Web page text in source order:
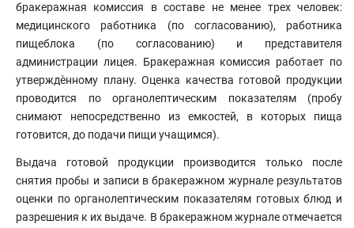
бракеражная комиссия в составе не менее трех человек:
медицинского работника (по согласованию), работника
пищеблока (по согласованию) и представителя
администрации лицея. Бракеражная комиссия работает по
утверждѐнному плану. Оценка качества готовой продукции
проводится по органолептическим показателям (пробу
снимают непосредственно из емкостей, в которых пища
готовится, до подачи пищи учащимся).
Выдача готовой продукции производится только после
снятия пробы и записи в бракеражном журнале результатов
оценки по органолептическим показателям готовых блюд и
разрешения к их выдаче. В бракеражном журнале отмечается